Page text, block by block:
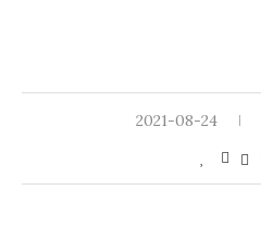
2021-08-24